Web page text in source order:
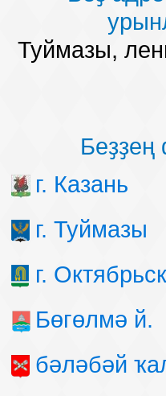
Туймазы,
г. Казань
г. Туймазы
г.
Бөгөлмә й.
бәләбәй